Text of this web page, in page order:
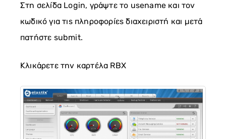
Στη σελίδα Login, γράψτε το usename και τον
κωδικό για τις πληροφορίες διαχειριστή και μετά
πατήστε submit.
Κλικάρετε την καρτέλα RBX